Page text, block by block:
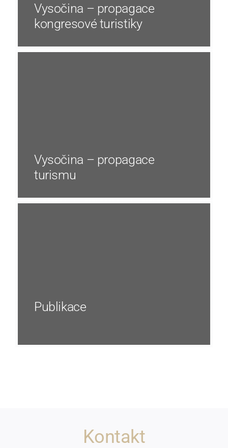
Vysočina – propagace
kongresové turistiky
Vysočina – propagace
turismu
Publikace
Kontakt